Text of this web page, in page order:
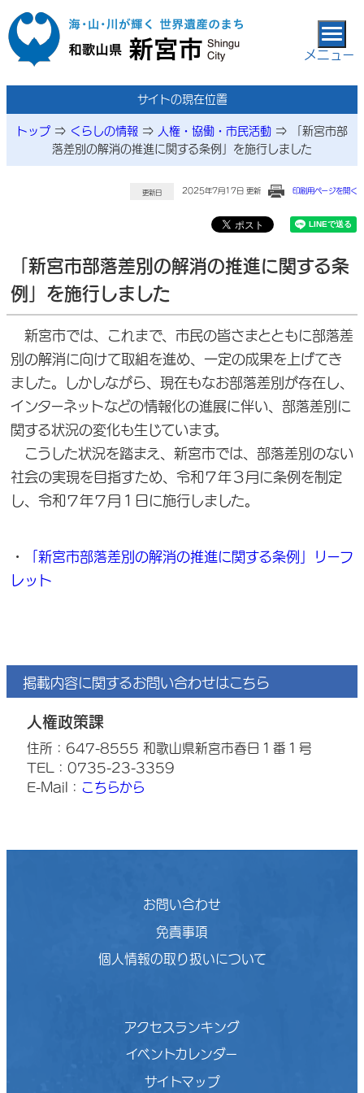
本文へ移動
メニュー
サイトの現在位置
トップ ⇒ くらしの情報 ⇒ 人権・協働・市民活動 ⇒
「新宮市部
落差別の解消の推進に関する条例」を施行しました
更新日 2025年7月17日 更新 印刷用ページを開く
「新宮市部落差別の解消の推進に関する条
例」を施行しました
新宮市では、これまで、市民の皆さまとともに部落差
別の解消に向けて取組を進め、一定の成果を上げてき
ました。しかしながら、現在もなお部落差別が存在し、
インターネットなどの情報化の進展に伴い、部落差別に
関する状況の変化も生じています。
こうした状況を踏まえ、新宮市では、部落差別のない
社会の実現を目指すため、令和７年３月に条例を制定
し、令和７年７月１日に施行しました。
・
「新宮市部落差別の解消の推進に関する条例」リーフ
レット
掲載内容に関するお問い合わせはこちら
人権政策課
住所：647-8555 和歌山県新宮市春日１番１号
TEL：0735-23-3359
E-Mail： こちらから
お問い合わせ
免責事項
個人情報の取り扱いについて
アクセスランキング
イベントカレンダー
サイトマップ